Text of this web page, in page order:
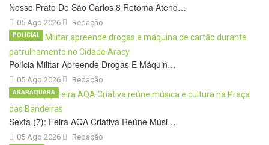
Nosso Prato Do São Carlos 8 Retoma Atend…
05 Ago 2026 Redação
Polícia Militar Apreende Drogas E Máquin…
05 Ago 2026
POLICIAL
Redação
Sexta (7): Feira AQA Criativa Reúne Músi…
05 Ago 2026
ARARAQUARA
Redação